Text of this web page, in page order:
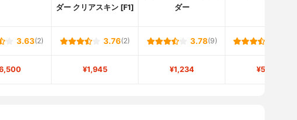
ダー クリアスキン [F1]
ダー
3.63(2) 3.76(2) 3.78(9)
¥1,945 ¥1,234 ¥5,100